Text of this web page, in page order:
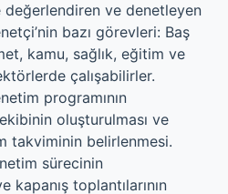
değerlendiren ve denetleyen
bazı görevleri: Baş
kamu, sağlık, eğitim ve
çalışabilirler.
programının
oluşturulması ve
takviminin belirlenmesi.
sürecinin
kapanış toplantılarının